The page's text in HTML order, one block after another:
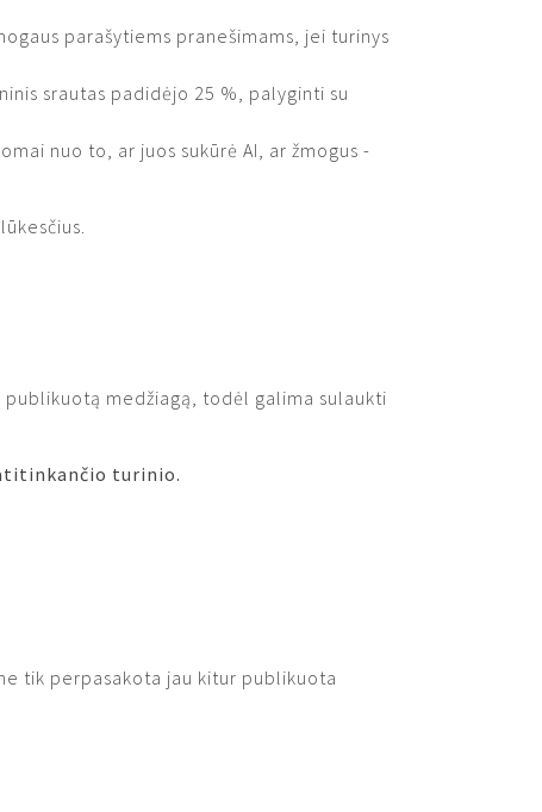
parašytiems pranešimams, jei turinys
srautas padidėjo 25 %, palyginti su
nuo to, ar juos sukūrė AI, ar žmogus -
medžiagą, todėl galima sulaukti
turinio.
tik perpasakota jau kitur publikuota